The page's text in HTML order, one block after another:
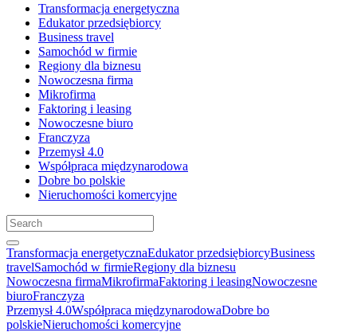
Transformacja energetyczna
Edukator przedsiębiorcy
Business travel
Samochód w firmie
Regiony dla biznesu
Nowoczesna firma
Mikrofirma
Faktoring i leasing
Nowoczesne biuro
Franczyza
Przemysł 4.0
Współpraca międzynarodowa
Dobre bo polskie
Nieruchomości komercyjne
Transformacja energetycznaEdukator przedsiębiorcyBusiness
travelSamochód w firmieRegiony dla biznesu
Nowoczesna firmaMikrofirmaFaktoring i leasingNowoczesne
biuroFranczyza
Przemysł 4.0Współpraca międzynarodowaDobre bo
polskieNieruchomości komercyjne